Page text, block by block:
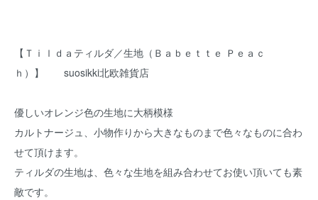
【Ｔｉｌｄａティルダ／生地（Ｂａｂｅｔｔｅ Ｐｅａｃ
ｈ）】 suosikki北欧雑貨店
優しいオレンジ色の生地に大柄模様
カルトナージュ、小物作りから大きなものまで色々なものに合わ
せて頂けます。
ティルダの生地は、色々な生地を組み合わせてお使い頂いても素
敵です。